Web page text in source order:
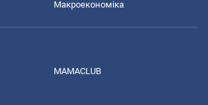
Макроекономіка
MAMACLUB